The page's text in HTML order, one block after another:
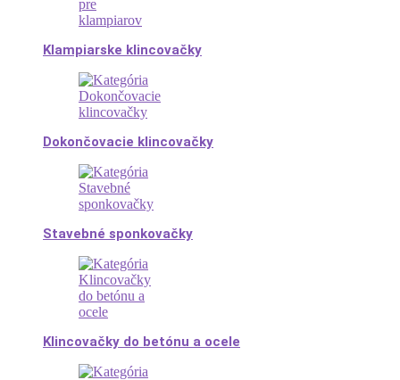
Klampiarske klincovačky
Dokončovacie klincovačky
Stavebné sponkovačky
Klincovačky do betónu a ocele